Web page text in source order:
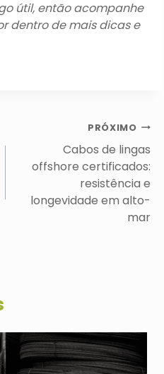
útil, então acompanhe
dentro de mais dicas e
PRÓXIMO
Cabos de lingas
offshore certificados:
resistência e
longevidade em alto-
mar